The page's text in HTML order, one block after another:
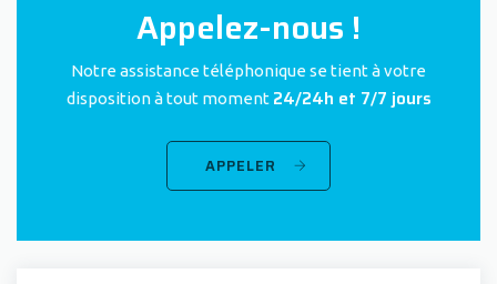
Appelez-nous !
Notre assistance téléphonique se tient à votre
disposition à tout moment 24/24h et 7/7 jours
APPELER